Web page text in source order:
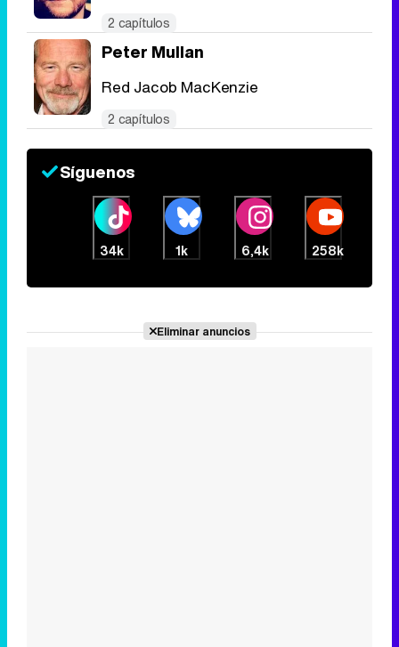
2 capítulos
Peter Mullan
Red Jacob MacKenzie
2 capítulos
Síguenos
34k 1k 6,4k 258k
Eliminar anuncios